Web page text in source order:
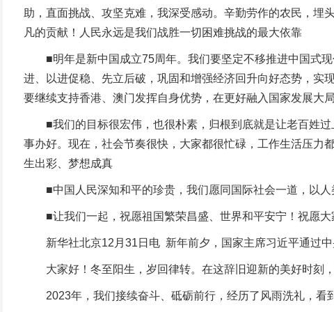
助，直面挑战、攻坚克难，我深受感动。辛勤劳作的农民，
凡的贡献！人民永远是我们战胜一切困难挑战的最大依靠
■明年是新中国成立75周年。我们要坚定不移推进中国式现
进、以进促稳、先立后破，巩固和增强经济回升向好态势，实
要继续支持香港、澳门发挥自身优势，在更好融入国家发展大
■我们的目标很宏伟，也很朴素，归根到底就是让老百姓过
事办好。现在，社会节奏很快，大家都很忙碌，工作生活压力
生出彩、梦想成真
■中国人民深知和平的珍贵，我们愿同国际社会一道，以人
■让我们一起，祝愿祖国繁荣昌盛、世界和平安宁！祝愿大
新华社北京12月31日电 新年前夕，国家主席习近平通过中
大家好！冬至阳生，岁回律转。在这辞旧迎新的美好时刻，
2023年，我们接续奋斗、砥砺前行，经历了风雨洗礼，看